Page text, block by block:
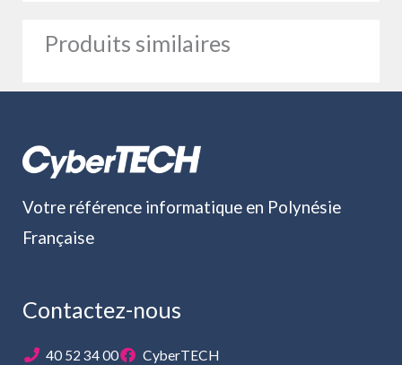
Produits similaires
Votre référence informatique en Polynésie
Française
Contactez-nous
40 52 34 00 CyberTECH